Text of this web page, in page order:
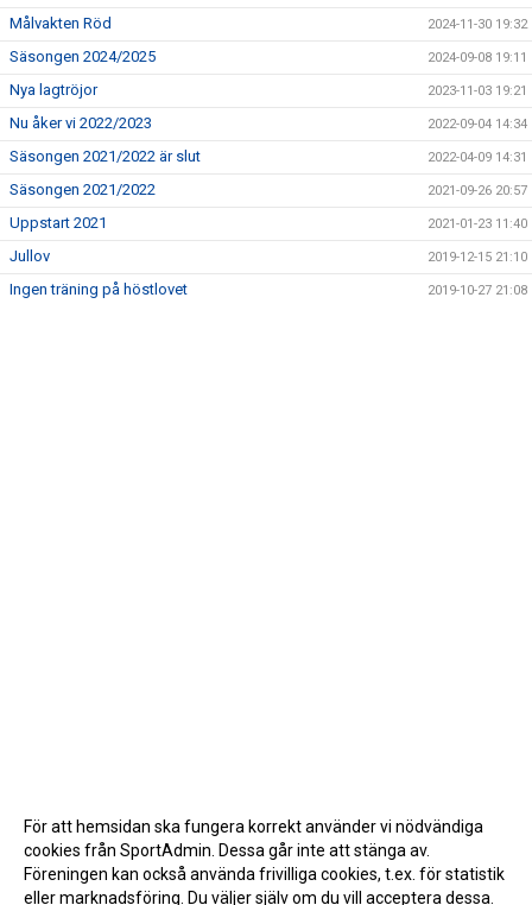
Målvakten Röd 2024-11-30 19:32
Säsongen 2024/2025 2024-09-08 19:11
Nya lagtröjor 2023-11-03 19:21
Nu åker vi 2022/2023 2022-09-04 14:34
Säsongen 2021/2022 är slut 2022-04-09 14:31
Säsongen 2021/2022 2021-09-26 20:57
Uppstart 2021 2021-01-23 11:40
Jullov 2019-12-15 21:10
Ingen träning på höstlovet 2019-10-27 21:08
För att hemsidan ska fungera korrekt använder vi nödvändiga
cookies från SportAdmin. Dessa går inte att stänga av.
Föreningen kan också använda frivilliga cookies, t.ex. för statistik
eller marknadsföring. Du väljer själv om du vill acceptera dessa.